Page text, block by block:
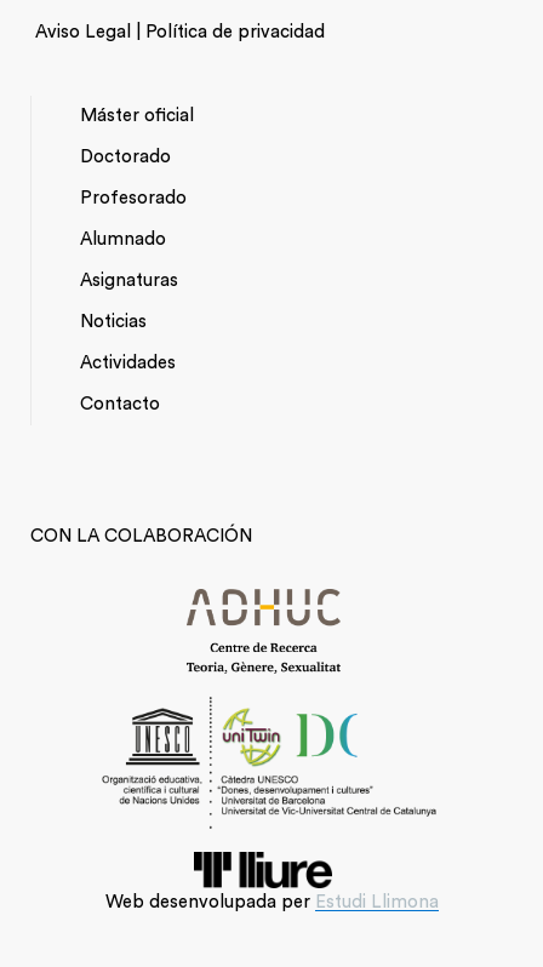
Aviso Legal | Política de privacidad
PRINCIPAL
Máster oficial
Doctorado
Profesorado
Alumnado
Asignaturas
MENU
Noticias
Actividades
Contacto
CON LA COLABORACIÓN
Web desenvolupada per Estudi Llimona